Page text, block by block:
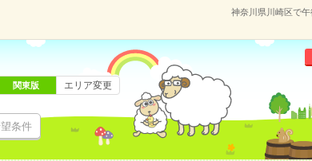
神奈川県川崎区で
条件
関東版 エリア変更